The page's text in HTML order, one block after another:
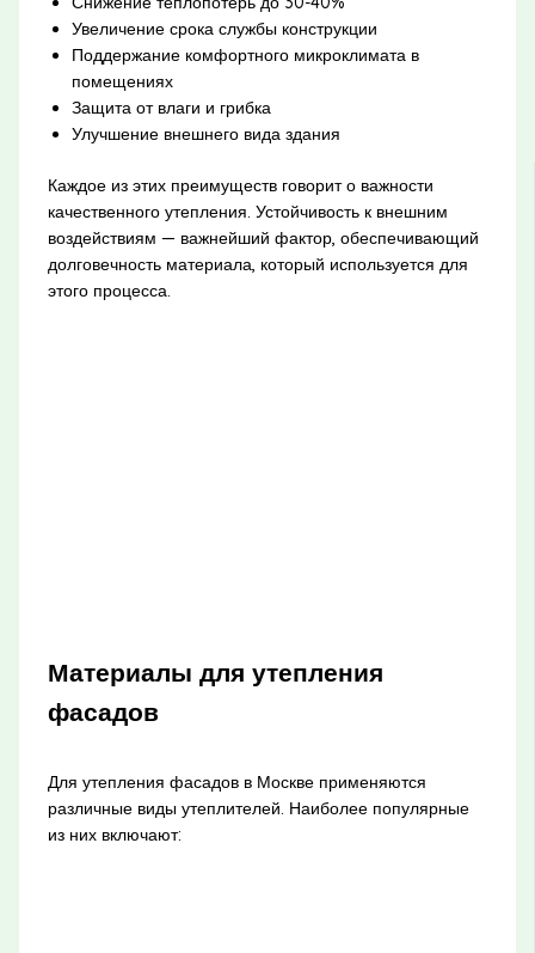
Увеличение срока службы конструкции
Поддержание комфортного микроклимата в
помещениях
Защита от влаги и грибка
Улучшение внешнего вида здания
Каждое из этих преимуществ говорит о важности
качественного утепления. Устойчивость к внешним
воздействиям — важнейший фактор, обеспечивающий
долговечность материала, который используется для
этого процесса.
Материалы для утепления
фасадов
Для утепления фасадов в Москве применяются
различные виды утеплителей. Наиболее популярные
из них включают: